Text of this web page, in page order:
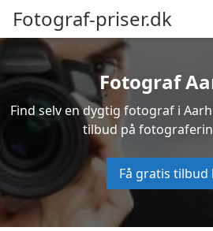
Fotograf-priser.dk
Fotograf
Find selv en dygtig fotograf i
tilbud på
Få gratis tilbud